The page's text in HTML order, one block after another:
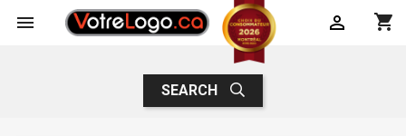
 shopping_cart

SEARCH